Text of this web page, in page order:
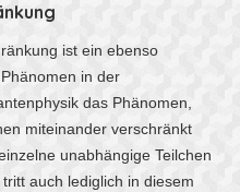
ist ein ebenso
in der
das Phänomen,
miteinander verschränkt
unabhängige Teilchen
auch lediglich in diesem